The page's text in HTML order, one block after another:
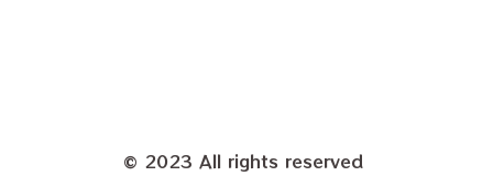
© 2023 All rights reserved​